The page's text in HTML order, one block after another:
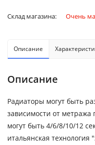
Склад магазина: Очень
Описание
Описание
Радиаторы могут быть
зависимости от
могут быть 4/6/8/10/12
итальянская технология